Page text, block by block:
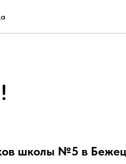
школы №5 в